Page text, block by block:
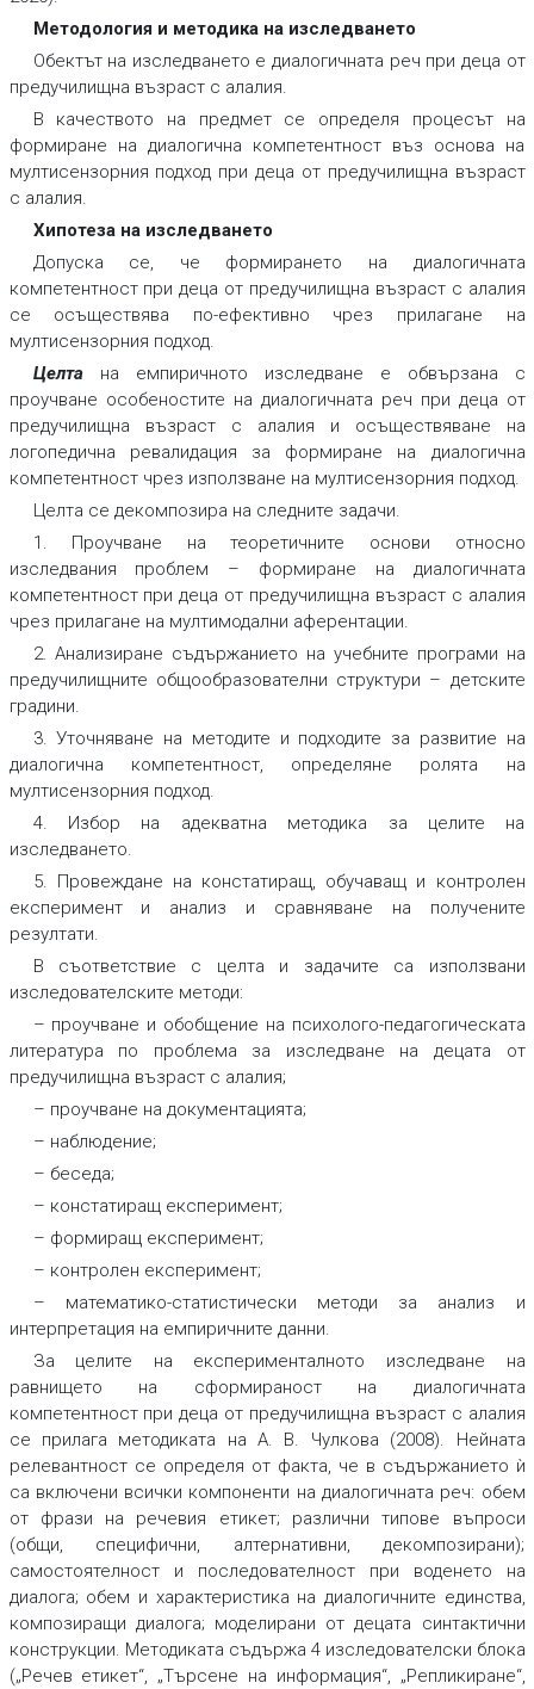
Методология и методика на изследването
Обектът на изследването е диалогичната реч при деца от
предучилищна възраст с алалия.
В качеството на предмет се определя процесът на
формиране на диалогична компетентност въз основа на
мултисензорния подход при деца от предучилищна възраст
с алалия.
Хипотеза на изследването
Допуска се, че формирането на диалогичната
компетентност при деца от предучилищна възраст с алалия
се осъществява по-ефективно чрез прилагане на
мултисензорния подход.
Целтана емпиричното изследване е обвързана с
проучване особеностите на диалогичната реч при деца от
предучилищна възраст с алалия и осъществяване на
логопедична ревалидация за формиране на диалогична
компетентност чрез използване на мултисензорния подход.
Целта се декомпозира на следните задачи.
1. Проучване на теоретичните основи относно
изследвания проблем – формиране на диалогичната
компетентност при деца от предучилищна възраст с алалия
чрез прилагане на мултимодални аферентации.
2. Анализиране съдържанието на учебните програми на
предучилищните общообразователни структури – детските
градини.
3. Уточняване на методите и подходите за развитие на
диалогична компетентност, определяне ролята на
мултисензорния подход.
4. Избор на адекватна методика за целите на
изследването.
5. Провеждане на констатиращ, обучаващ и контролен
експеримент и анализ и сравняване на получените
резултати.
В съответствие с целта и задачите са използвани
изследователските методи:
– проучване и обобщение на психолого-педагогическата
литература по проблема за изследване на децата от
предучилищна възраст с алалия;
– проучване на документацията;
– наблюдение;
– беседа;
– констатиращ експеримент;
– формиращ експеримент;
– контролен експеримент;
– математико-статистически методи за анализ и
интерпретация на емпиричните данни.
За целите на експерименталното изследване на
равнището на сформираност на диалогичната
компетентност при деца от предучилищна възраст с алалия
се прилага методиката на А. В. Чулкова (2008). Нейната
релевантност се определя от факта, че в съдържанието ѝ
са включени всички компоненти на диалогичната реч: обем
от фрази на речевия етикет; различни типове въпроси
(общи, специфични, алтернативни, декомпозирани);
самостоятелност и последователност при воденето на
диалога; обем и характеристика на диалогичните единства,
композиращи диалога; моделирани от децата синтактични
конструкции. Методиката съдържа 4 изследователски блока
(„Речев етикет“, „Търсене на информация“, „Репликиране“,